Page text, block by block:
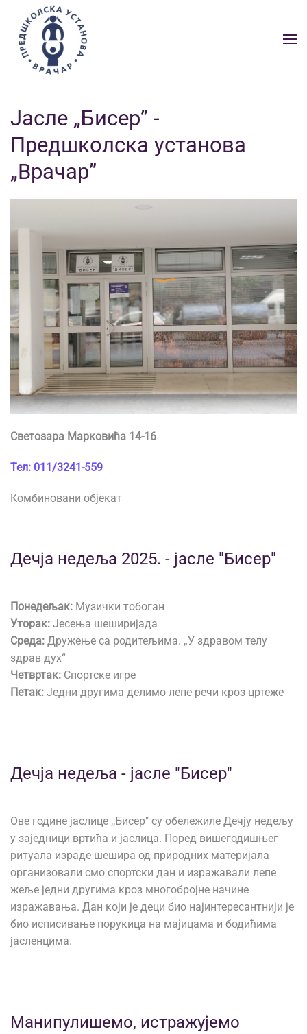
Skip to main content
Јасле „Бисер” -
Предшколска установа
„Врачар”
Светозара Марковића 14-16
Тел: 011/3241-559
Комбиновани објекат
Дечја недеља 2025. - јасле "Бисер"
Понедељак: Музички тобоган
Уторак: Јесења шеширијада
Среда: Дружење са родитељима. „У здравом телу
здрав дух“
Четвртак: Спортске игре
Петак: Једни другима делимо лепе речи кроз цртеже
Дечја недеља - јасле "Бисер"
Ове године јаслице ,,Бисер" су обележиле Дечју недељу
у заједници вртића и јаслица. Поред вишегодишњег
ритуала израде шешира од природних материјала
организовали смо спортски дан и изражавали лепе
жеље једни другима кроз многобројне начине
изражавања. Дан који је деци био најинтересантнији је
био исписивање порукица на мајицама и бодићима
јасленцима.
Манипулишемо, истражујемо